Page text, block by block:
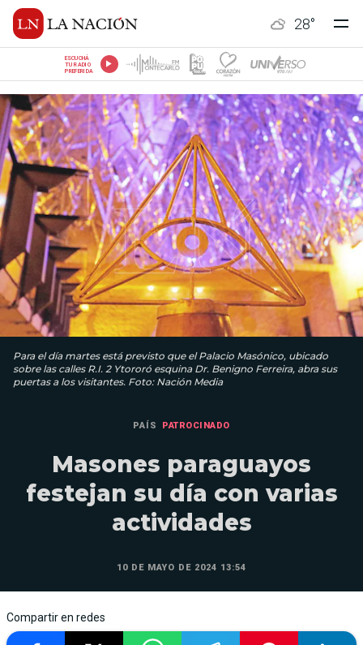
28°
ESCUCHÁ
TU RADIO
PREFERIDA
Para el día martes está previsto que el Palacio Masónico, ubicado
sobre las calles R.I. 2 Ytororó esquina Dr. Benigno Ferreira, abra sus
puertas a los visitantes. Foto: Nación Media
PAÍS PATROCINADO
Masones paraguayos
festejan su día con varias
actividades
10 DE MAYO DE 2024 13:54
Compartir en redes